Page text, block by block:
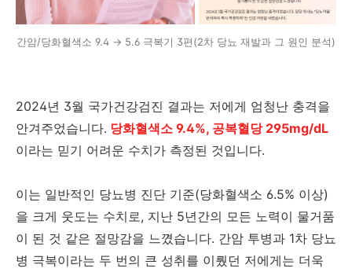
간암/당화혈색소 9.4 → 5.6 극복기 3편(2차 당뇨 재발과 그 원인 분석)
2024년 3월 국가건강검진 결과는 저에게 엄청난 충격을
안겨주었습니다. 당화혈색소 9.4%, 공복혈당 295mg/dL
이라는 믿기 어려운 수치가 측정된 것입니다.
이는 일반적인 당뇨병 진단 기준(당화혈색소 6.5% 이상)
을 크게 웃도는 수치로, 지난 5년간의 모든 노력이 물거품
이 된 것 같은 절망감을 느꼈습니다. 간암 투병과 1차 당뇨
병 극복이라는 두 번의 큰 성취를 이뤘던 저에게는 더욱